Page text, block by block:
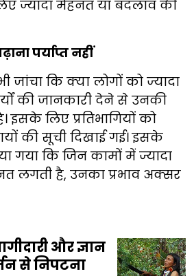
ज्यादा मेहनत या बदलाव की
पर्याप्त नहीं
जांचा कि क्या लोगों को ज्यादा
की जानकारी देने से उनकी
लिए प्रतिभागियों को
की सूची दिखाई गई। इसके
गया कि जिन कामों में ज्यादा
लगती है, उनका प्रभाव अक्सर
और ज्ञान
से निपटना